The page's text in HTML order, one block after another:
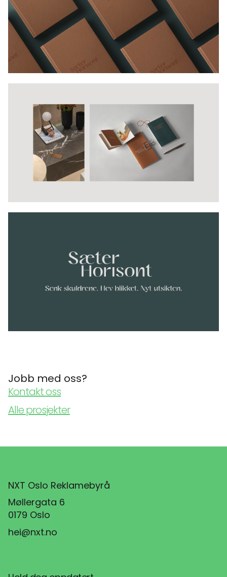
Jobb med oss?
Kontakt oss
Alle prosjekter
NXT Oslo Reklamebyrå
Møllergata 6
0179 Oslo
hei@nxt.no